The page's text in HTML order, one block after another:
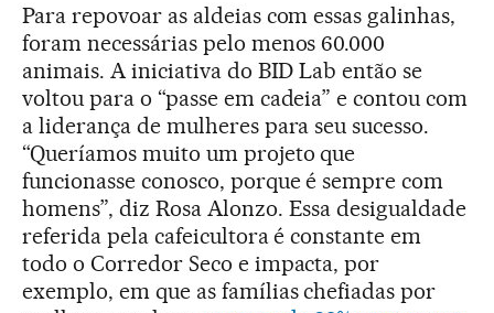
Para repovoar as aldeias com essas galinhas,
foram necessárias pelo menos 60.000
animais. A iniciativa do BID Lab então se
voltou para o “passe em cadeia” e contou com
a liderança de mulheres para seu sucesso.
“Queríamos muito um projeto que
funcionasse conosco, porque é sempre com
homens”, diz Rosa Alonzo. Essa desigualdade
referida pela cafeicultora é constante em
todo o Corredor Seco e impacta, por
exemplo, em que as famílias chefiadas por